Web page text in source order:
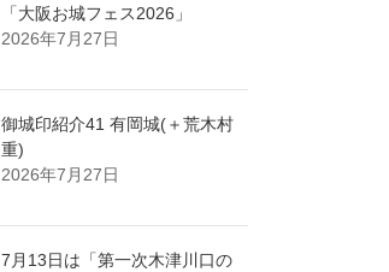
「大阪お城フェス2026」
2026年7月27日
御城印紹介41 有岡城(＋荒木村
重)
2026年7月27日
7月13日は「第一次木津川口の